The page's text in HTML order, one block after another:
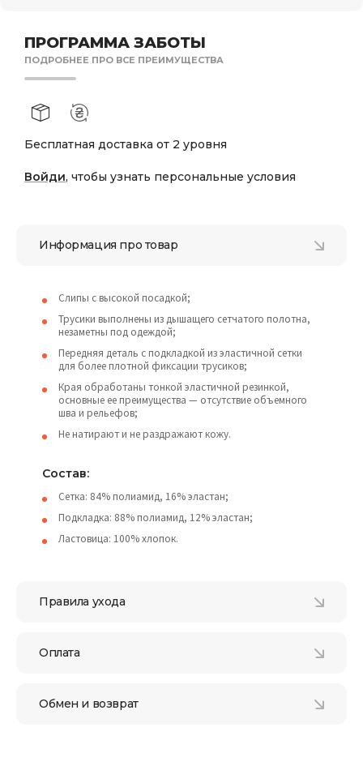
ПРОГРАММА ЗАБОТЫ
ПОДРОБНЕЕ ПРО ВСЕ ПРЕИМУЩЕСТВА
Бесплатная доставка от 2 уровня
Войди, чтобы узнать персональные условия
Информация про товар
Слипы с высокой посадкой;
Трусики выполнены из дышащего сетчатого полотна,
незаметны под одеждой;
Передняя деталь с подкладкой из эластичной сетки
для более плотной фиксации трусиков;
Края обработаны тонкой эластичной резинкой,
основные ее преимущества — отсутствие объемного
шва и рельефов;
Не натирают и не раздражают кожу.
Состав:
Сетка: 84% полиамид, 16% эластан;
Подкладка: 88% полиамид, 12% эластан;
Ластовица: 100% хлопок.
Правила ухода
Оплата
Обмен и возврат